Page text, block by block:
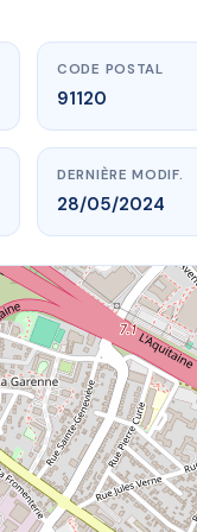
CODE POSTAL
91120
DERNIÈRE MODIF.
28/05/2024